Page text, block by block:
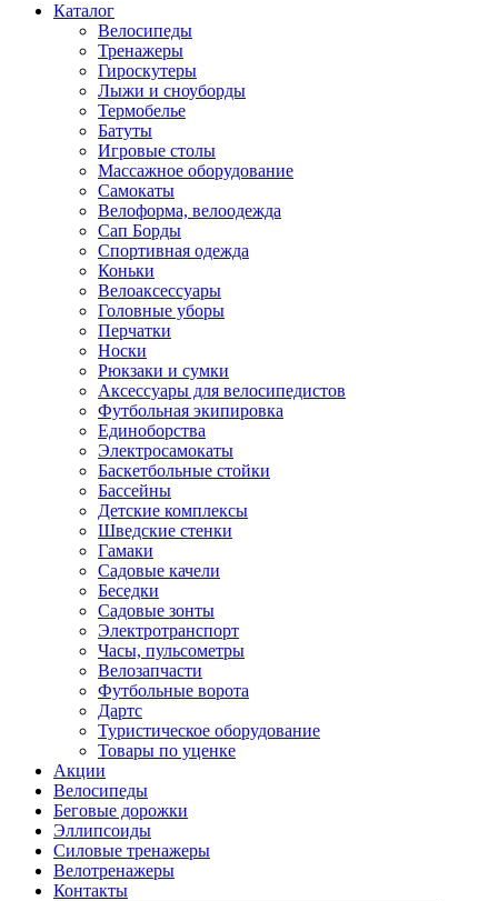
Каталог
Велосипеды
Тренажеры
Гироскутеры
Лыжи и сноуборды
Термобелье
Батуты
Игровые столы
Массажное оборудование
Самокаты
Велоформа, велоодежда
Сап Борды
Спортивная одежда
Коньки
Велоаксессуары
Головные уборы
Перчатки
Носки
Рюкзаки и сумки
Аксессуары для велосипедистов
Футбольная экипировка
Единоборства
Электросамокаты
Баскетбольные стойки
Бассейны
Детские комплексы
Шведские стенки
Гамаки
Садовые качели
Беседки
Садовые зонты
Электротранспорт
Часы, пульсометры
Велозапчасти
Футбольные ворота
Дартс
Туристическое оборудование
Товары по уценке
Акции
Велосипеды
Беговые дорожки
Эллипсоиды
Силовые тренажеры
Велотренажеры
Контакты